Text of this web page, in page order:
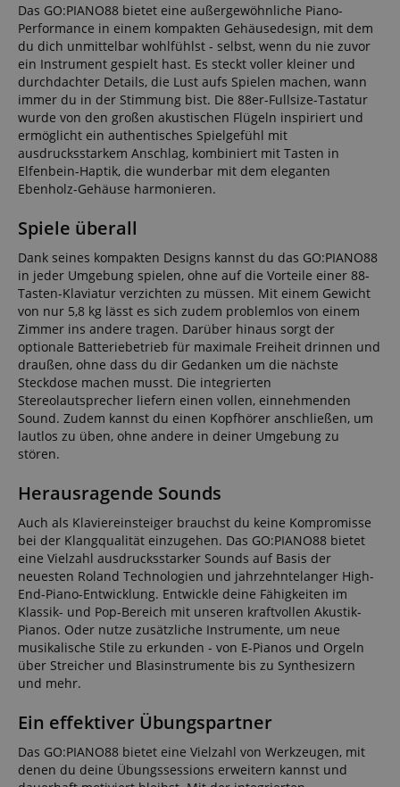
Das GO:PIANO88 bietet eine außergewöhnliche Piano-
Performance in einem kompakten Gehäusedesign, mit dem
du dich unmittelbar wohlfühlst - selbst, wenn du nie zuvor
ein Instrument gespielt hast. Es steckt voller kleiner und
durchdachter Details, die Lust aufs Spielen machen, wann
immer du in der Stimmung bist. Die 88er-Fullsize-Tastatur
wurde von den großen akustischen Flügeln inspiriert und
ermöglicht ein authentisches Spielgefühl mit
ausdrucksstarkem Anschlag, kombiniert mit Tasten in
Elfenbein-Haptik, die wunderbar mit dem eleganten
Ebenholz-Gehäuse harmonieren.
Spiele überall
Dank seines kompakten Designs kannst du das GO:PIANO88
in jeder Umgebung spielen, ohne auf die Vorteile einer 88-
Tasten-Klaviatur verzichten zu müssen. Mit einem Gewicht
von nur 5,8 kg lässt es sich zudem problemlos von einem
Zimmer ins andere tragen. Darüber hinaus sorgt der
optionale Batteriebetrieb für maximale Freiheit drinnen und
draußen, ohne dass du dir Gedanken um die nächste
Steckdose machen musst. Die integrierten
Stereolautsprecher liefern einen vollen, einnehmenden
Sound. Zudem kannst du einen Kopfhörer anschließen, um
lautlos zu üben, ohne andere in deiner Umgebung zu
stören.
Herausragende Sounds
Auch als Klaviereinsteiger brauchst du keine Kompromisse
bei der Klangqualität einzugehen. Das GO:PIANO88 bietet
eine Vielzahl ausdrucksstarker Sounds auf Basis der
neuesten Roland Technologien und jahrzehntelanger High-
End-Piano-Entwicklung. Entwickle deine Fähigkeiten im
Klassik- und Pop-Bereich mit unseren kraftvollen Akustik-
Pianos. Oder nutze zusätzliche Instrumente, um neue
musikalische Stile zu erkunden - von E-Pianos und Orgeln
über Streicher und Blasinstrumente bis zu Synthesizern
und mehr.
Ein effektiver Übungspartner
Das GO:PIANO88 bietet eine Vielzahl von Werkzeugen, mit
denen du deine Übungssessions erweitern kannst und